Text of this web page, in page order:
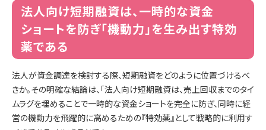
法人向け短期融資は、一時的な資金
ショートを防ぎ「機動力」を生み出す特効
薬である
法人が資金調達を検討する際、短期融資をどのように位置づけるべ
きか。その明確な結論は、「法人向け短期融資は、売上回収までのタイ
ムラグを埋めることで一時的な資金ショートを完全に防ぎ、同時に経
営の機動力を飛躍的に高めるための『特効薬』として戦略的に利用す